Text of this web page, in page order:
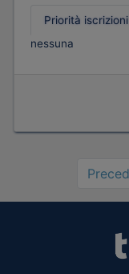
Priorità iscrizioni
nessuna